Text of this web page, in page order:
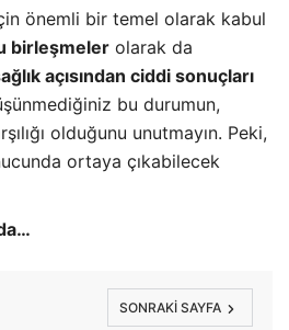
önemli bir temel olarak kabul
birleşmeler olarak da
açısından ciddi sonuçları
bu durumun,
olduğunu unutmayın. Peki,
ortaya çıkabilecek
SONRAKI SAYFA